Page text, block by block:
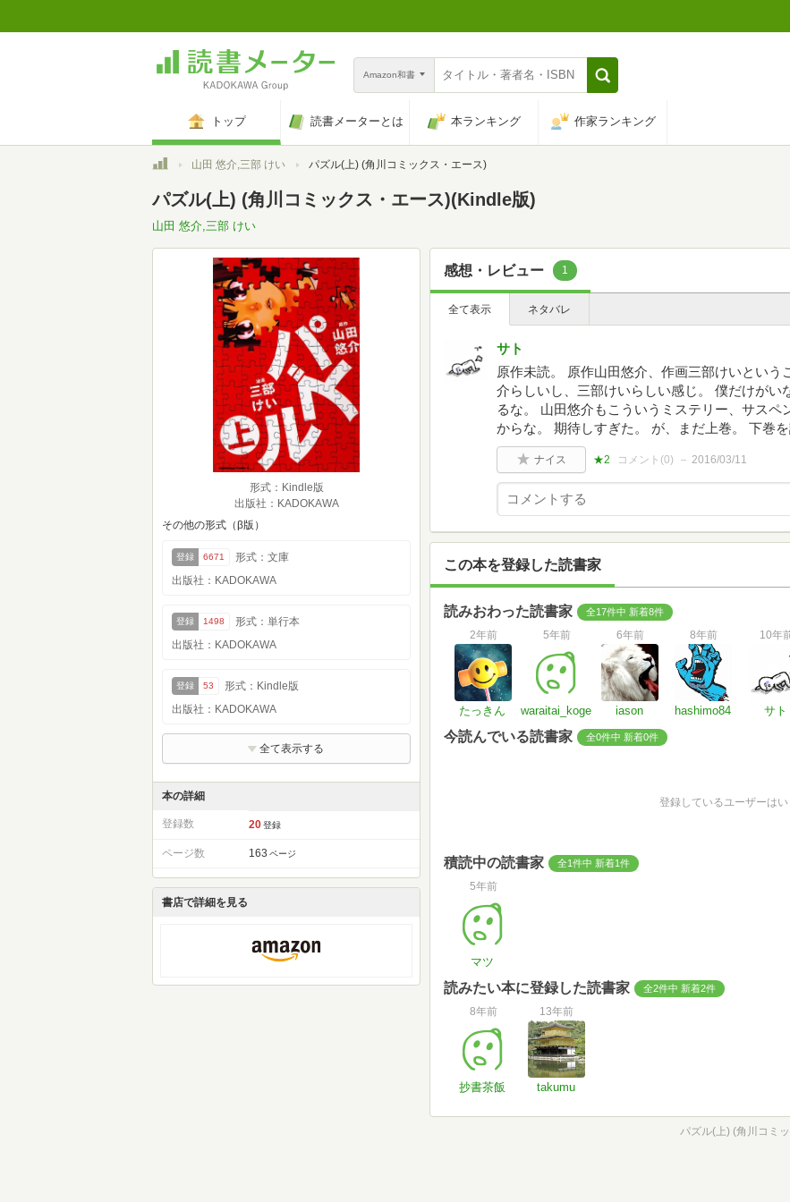
Amazon和書
トップ 読書メーターとは 本ランキング 作家ランキング
トップ山田 悠介,三部 けい パズル(上) (角川コミックス・エース)
パズル(上) (角川コミックス・エース)(Kindle版)
山田 悠介,三部 けい
形式：Kindle版
出版社：KADOKAWA
その他の形式（β版）
登録 6671
形式：文庫
出版社：KADOKAWA
登録 1498
形式：単行本
出版社：KADOKAWA
登録 53
形式：Kindle版
出版社：KADOKAWA
全て表示する
本の詳細
登録数 20 登録
ページ数 163 ページ
書店で詳細を見る
感想・レビュー 1
全て表示 ネタバレ
サト
原作未読。 原作山田悠介、作画三部けいとい
介らしいし、三部けいらしい感じ。 僕だけがい
るな。 山田悠介もこういうミステリー、サス
からな。 期待しすぎた。 が、まだ上巻。 下巻
ナイス ★2 コメント(0) 2016/03/11
この本を登録した読書家
読みおわった読書家 全17件中 新着8件
2年前
たっきん
5年前
waraitai_koge
6年前
iason
8年前
hashimo84
10年
サト
今読んでいる読書家 全0件中 新着0件
登録しているユーザーはい
積読中の読書家 全1件中 新着1件
5年前
マツ
読みたい本に登録した読書家 全2件中 新着2件
8年前
抄書茶飯
13年前
takumu
パズル(上) (角川コミ